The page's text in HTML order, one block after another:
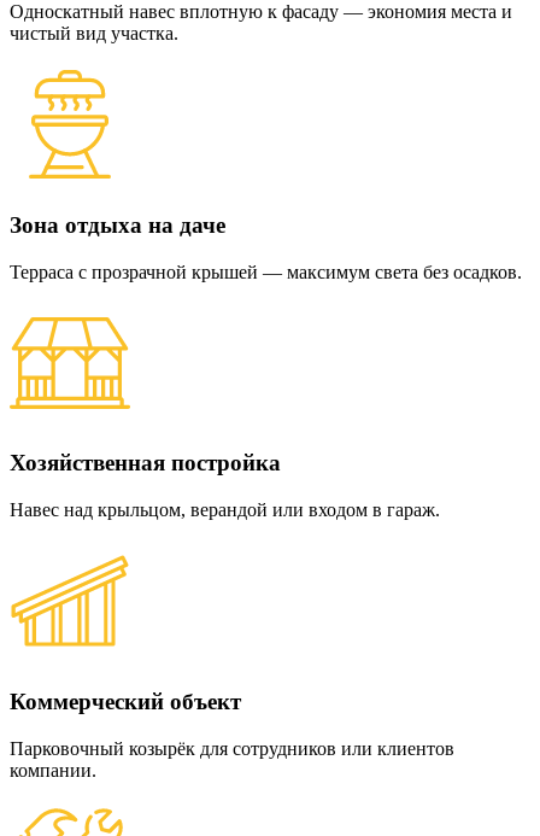
Односкатный навес вплотную к фасаду — экономия места и
чистый вид участка.
Зона отдыха на даче
Терраса с прозрачной крышей — максимум света без осадков.
Хозяйственная постройка
Навес над крыльцом, верандой или входом в гараж.
Коммерческий объект
Парковочный козырёк для сотрудников или клиентов
компании.